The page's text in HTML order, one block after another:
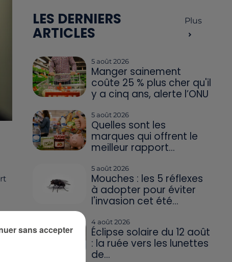
LES DERNIERS
ARTICLES
Plus
5 août 2026
Manger sainement
coûte 25 % plus cher qu'il
y a cinq ans, alerte l’ONU
5 août 2026
Quelles sont les
marques qui offrent le
meilleur rapport...
5 août 2026
Mouches : les 5 réflexes
à adopter pour éviter
l'invasion cet été...
4 août 2026
Éclipse solaire du 12 août
: la ruée vers les lunettes
de...
sans accepter